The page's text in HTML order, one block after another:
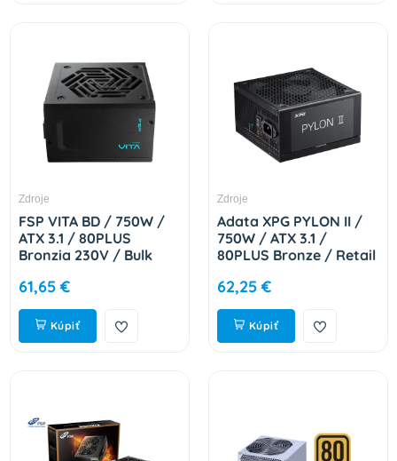
Zdroje
FSP VITA BD / 750W /
ATX 3.1 / 80PLUS
Bronzia 230V / Bulk
61,65 €
Kúpiť
Zdroje
Adata XPG PYLON II /
750W / ATX 3.1 /
80PLUS Bronze / Retail
62,25 €
Kúpiť